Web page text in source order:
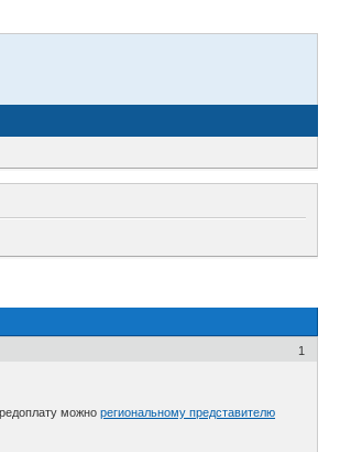
1
можнорегиональному представителю